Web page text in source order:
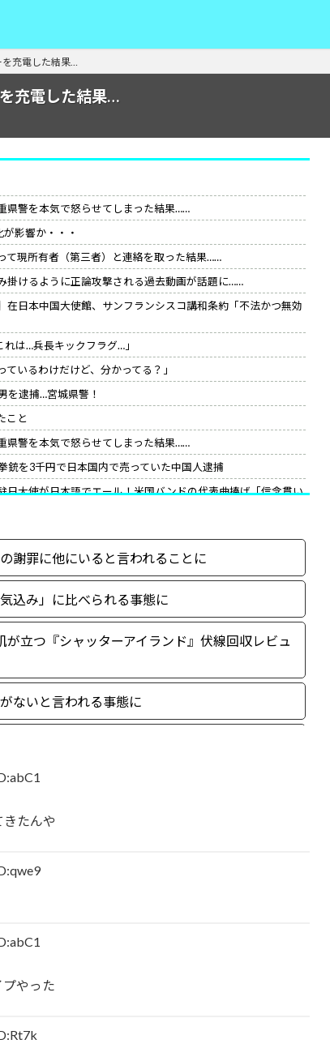
を充電した結果…
充電した結果…
県警を本気で怒らせてしまった結果……
影響か・・・
て現所有者（第三者）と連絡を取った結果……
掛けるように正論攻撃される過去動画が話題に……
在日本中国大使館、サンフランシスコ講和条約「不法かつ無効
は…兵長キックフラグ…」
ているわけだけど、分かってる？」
を逮捕…宮城県警！
こと
県警を本気で怒らせてしまった結果……
銃を3千円で日本国内で売っていた中国人逮捕
大使が日本語でエール！米国バンドの代表曲捧げ「信念貫い
的な結末
れは…兵長キックフラグ…」
がな。
謝罪に他にいると言われることに
込み」に比べられる事態に
が立つ『シャッターアイランド』伏線回収レビュ
ないと言われる事態に
美さんとデート
たった公開8日で100万再生突破ｗｗ
前開きにして射精欲を煽ってしまうwwwwww
かりだなｗ
きたらどうする？
たんや
やった